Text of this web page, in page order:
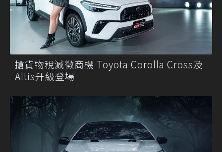
搶貨物稅減徵商機 Toyota Corolla Cross及
Altis升級登場